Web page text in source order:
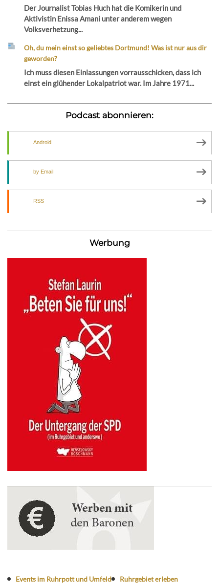
Der Journalist Tobias Huch hat die Komikerin und
Aktivistin Enissa Amani unter anderem wegen
Volksverhetzung...
Oh, du mein einst so geliebtes Dortmund! Was ist nur aus dir
geworden?
Ich muss diesen Einlassungen vorrausschicken, dass ich
einst ein glühender Lokalpatriot war. Im Jahre 1971...
Podcast abonnieren:
Android
by Email
RSS
Werbung
Events im Ruhrpott und Umfeld Ruhrgebiet erleben